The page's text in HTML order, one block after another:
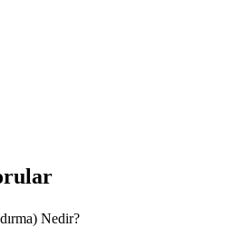
Nedir?